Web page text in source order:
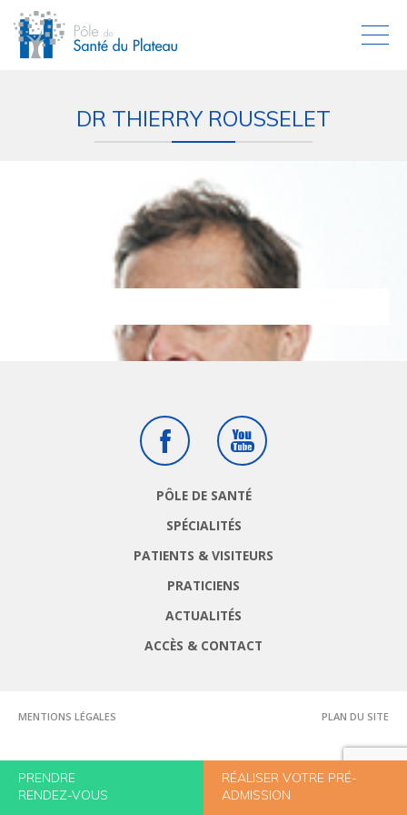
PRENDRE
RENDEZ-VOUS
RÉALISER VOTRE PRÉ-
ADMISSION
DR THIERRY ROUSSELET
FacebookYoutube
PÔLE DE SANTÉ
SPÉCIALITÉS
PATIENTS & VISITEURS
PRATICIENS
ACTUALITÉS
ACCÈS & CONTACT
MENTIONS LÉGALES PLAN DU SITE